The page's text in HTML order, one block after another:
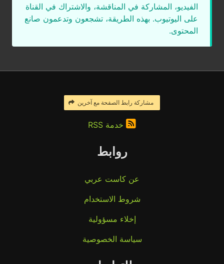
الفيديو، المشاركة في المناقشة، والاشتراك في القناة
على اليوتيوب. بهذه الطريقة، تشجعون وتدعمون صانع
المحتوى.
مشاركة رابط الصفحة مع آخرين
خدمة RSS
روابط
عن كاست عربي
شروط الاستخدام
إخلاء مسؤولية
سياسة الخصوصية